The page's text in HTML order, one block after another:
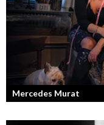
Mercedes Murat